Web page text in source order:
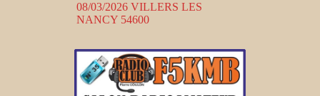
08/03/2026 VILLERS LES
NANCY 54600